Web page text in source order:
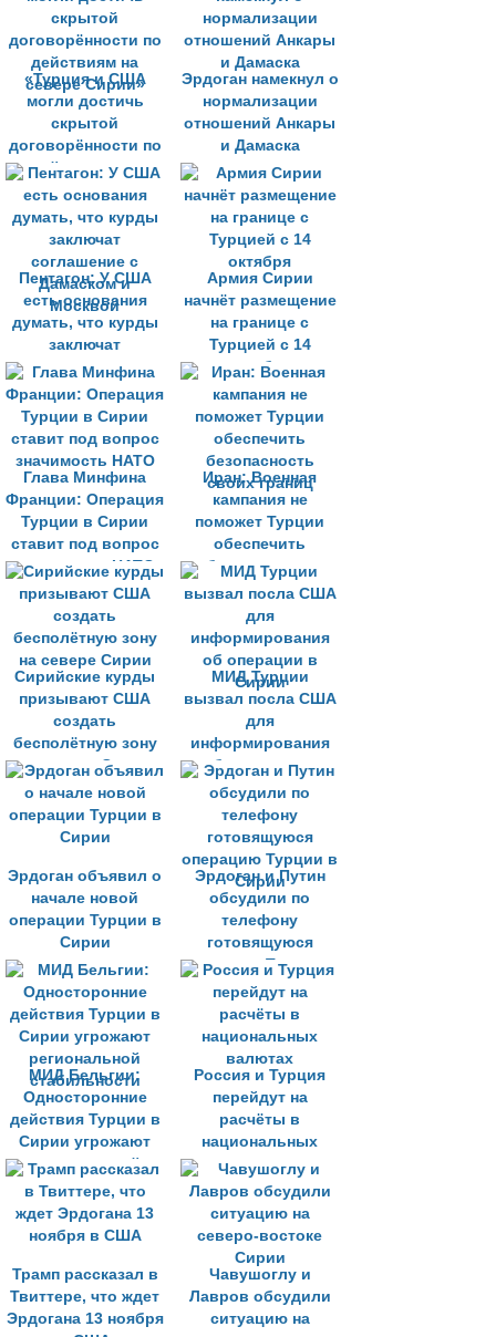
«Турция и США
могли достичь
скрытой
договорённости по
действиям на
севере Сирии»
Эрдоган намекнул о
нормализации
отношений Анкары
и Дамаска
Пентагон: У США
есть основания
думать, что курды
заключат
соглашение с
Дамаском и
Москвой
Армия Сирии
начнёт размещение
на границе с
Турцией с 14
октября
Глава Минфина
Франции: Операция
Турции в Сирии
ставит под вопрос
значимость НАТО
Иран: Военная
кампания не
поможет Турции
обеспечить
безопасность
своих границ
Сирийские курды
призывают США
создать
бесполётную зону
на севере Сирии
МИД Турции
вызвал посла США
для
информирования
об операции в
Сирии
Эрдоган объявил о
начале новой
операции Турции в
Сирии
Эрдоган и Путин
обсудили по
телефону
готовящуюся
операцию Турции в
Сирии
МИД Бельгии:
Односторонние
действия Турции в
Сирии угрожают
региональной
стабильности
Россия и Турция
перейдут на
расчёты в
национальных
валютах
Трамп рассказал в
Твиттере, что ждет
Эрдогана 13 ноября
Чавушоглу и
Лавров обсудили
ситуацию на